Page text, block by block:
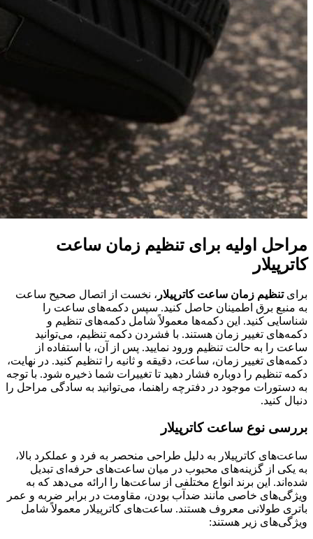
مراحل اولیه برای تنظیم زمان ساعت
کاترپیلار
برایتنظیم زمان ساعت کاترپیلار ، نخست از اتصال صحیح ساعت
به منبع برق اطمینان حاصل کنید. سپس دکمه‌های ساعت را
شناسایی کنید. این دکمه‌ها معمولاً شامل دکمه‌های تنظیم و
دکمه‌های تغییر زمان هستند. با فشردن دکمه تنظیم، می‌توانید
ساعت را به حالت تنظیم ورود نمایید. پس از آن، با استفاده از
دکمه‌های تغییر زمان، ساعت، دقیقه و ثانیه را تنظیم کنید. در نهایت،
دکمه تنظیم را دوباره فشار دهید تا تغییرات شما ذخیره شود. با توجه
به دستورات موجود در دفترچه راهنما، می‌توانید به سادگی مراحل را
دنبال کنید.
بررسی نوع ساعت کاترپیلار
ساعت‌های کاترپیلار به دلیل طراحی منحصر به فرد و عملکرد بالا،
به یکی از گزینه‌های محبوب در میان ساعت‌های حرفه‌ای تبدیل
شده‌اند. این برند انواع مختلفی از ساعت‌ها را ارائه می‌دهد که به
ویژگی‌های خاصی مانند ضدآب بودن، مقاومت در برابر ضربه و عمر
باتری طولانی معروف هستند. ساعت‌های کاترپیلار معمولاً شامل
ویژگی‌های زیر هستند: